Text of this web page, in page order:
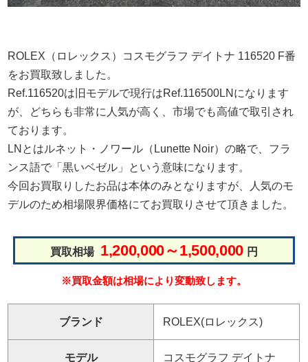
ROLEX（ロレックス）コスモグラフ デイトナ 116520 F番
をお買取致しました。
Ref.116520は旧モデルで現行はRef.116500LNになります
が、どちらも非常に人気が高く、市場でも高値で取引され
ております。
LNとはルネット・ノワール（Lunette Noir）の略で、フラ
ンス語で「黒いベゼル」という意味になります。
今回お買取りしたお品は本体のみとなりますが、人気のモ
デルのため相場限界価格にてお買取りさせて頂きました。
買取相場 1,200,000～1,500,000 円
※買取金額は相場により変動致します。
ブランド ROLEX(ロレックス)
モデル コスモグラフ デイトナ